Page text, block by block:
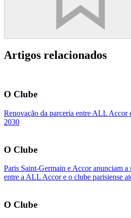
Artigos relacionados
O Clube
Renovação da parceria entre ALL Accor
2030
O Clube
Paris Saint-Germain e Accor anunciam a
entre a ALL Accor e o clube parisiense
O Clube